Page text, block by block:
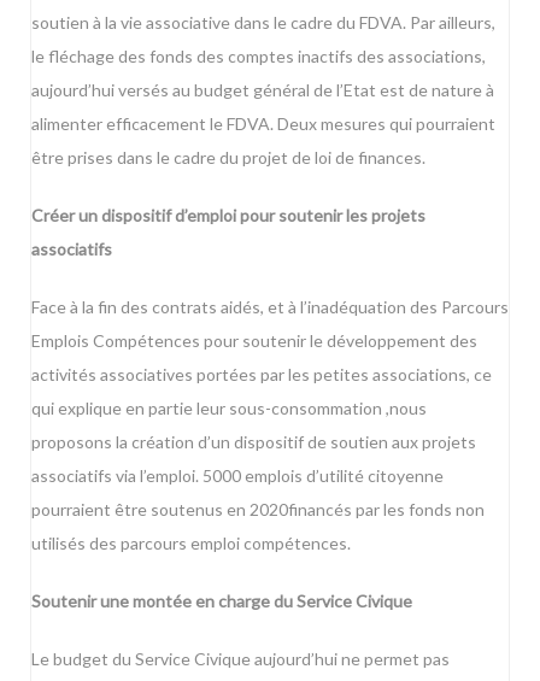
soutien à la vie associative dans le cadre du FDVA. Par ailleurs,
le fléchage des fonds des comptes inactifs des associations,
aujourd’hui versés au budget général de l’Etat est de nature à
alimenter efficacement le FDVA. Deux mesures qui pourraient
être prises dans le cadre du projet de loi de finances.
Créer un dispositif d’emploi pour soutenir les projets
associatifs
Face à la fin des contrats aidés, et à l’inadéquation des Parcours
Emplois Compétences pour soutenir le développement des
activités associatives portées par les petites associations, ce
qui explique en partie leur sous-consommation ,nous
proposons la création d’un dispositif de soutien aux projets
associatifs via l’emploi. 5000 emplois d’utilité citoyenne
pourraient être soutenus en 2020financés par les fonds non
utilisés des parcours emploi compétences.
Soutenir une montée en charge du Service Civique
Le budget du Service Civique aujourd’hui ne permet pas